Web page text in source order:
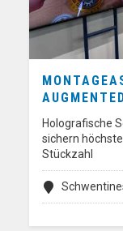
Holografische
sichern
Stückzahl